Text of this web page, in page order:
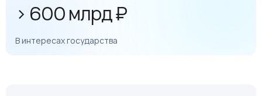
> 600 млрд ₽
В интересах государства